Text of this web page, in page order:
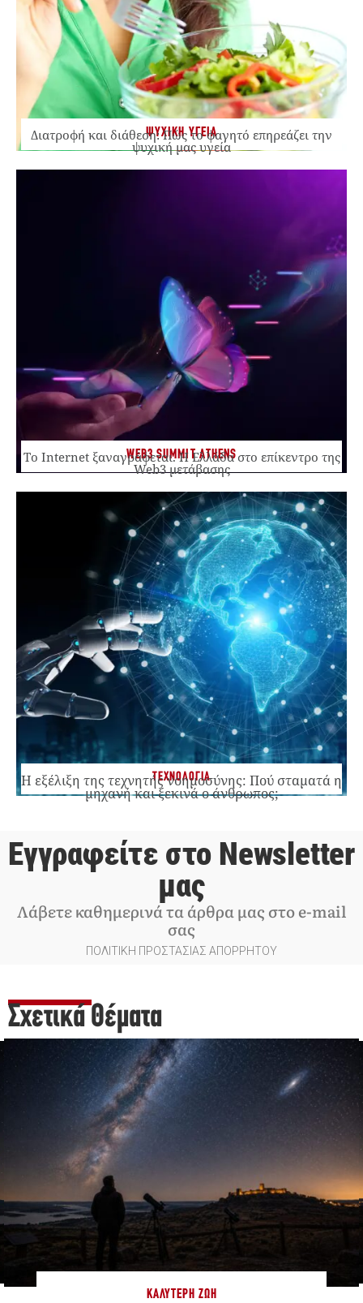
ΨΥΧΙΚΗ ΥΓΕΙΑ
Διατροφή και διάθεση: Πώς το φαγητό επηρεάζει την
ψυχική μας υγεία
WEB3 SUMMIT ATHENS
Το Internet ξαναγράφεται. Η Ελλάδα στο επίκεντρο της
Web3 μετάβασης
ΤΕΧΝΟΛΟΓΙΑ
Η εξέλιξη της τεχνητής νοημοσύνης: Πού σταματά η
μηχανή και ξεκινά ο άνθρωπος;
Εγγραφείτε στο Newsletter
μας
Λάβετε καθημερινά τα άρθρα μας στο e-mail
σας
ΠΟΛΙΤΙΚΗ ΠΡΟΣΤΑΣΙΑΣ ΑΠΟΡΡΗΤΟΥ
Σχετικά Θέματα
ΚΑΛΎΤΕΡΗ ΖΩΉ